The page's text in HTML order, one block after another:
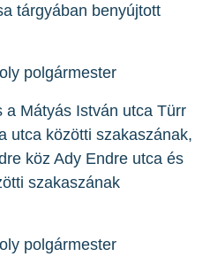
tárgyában benyújtott
polgármester
a Mátyás István utca Türr
utca közötti szakaszának,
köz Ady Endre utca és
szakaszának
polgármester